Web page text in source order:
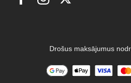
Drošus maksājumus